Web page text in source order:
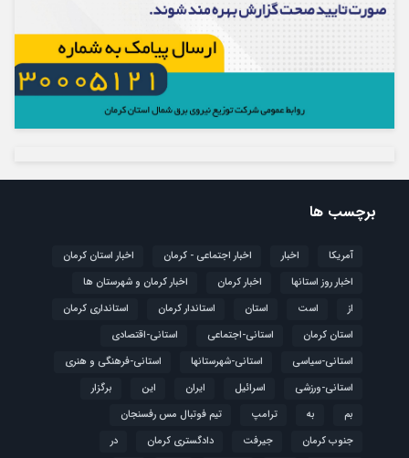
برچسب ها
آمریکا اخبار اخبار اجتماعی - کرمان
اخبار استان کرمان
اخبار روز استانها
اخبار کرمان
اخبار کرمان و شهرستان ها
از
است استان استاندار کرمان
استانداری کرمان
استان کرمان
استانی-اجتماعی
استانی-اقتصادی
استانی-سیاسی
استانی-شهرستانها
استانی-فرهنگی و هنری
استانی-ورزشی
اسرائیل ایران این
برگزار
بم
به ترامپ
تیم فوتبال مس رفسنجان
جنوب کرمان
جیرفت دادگستری کرمان
در